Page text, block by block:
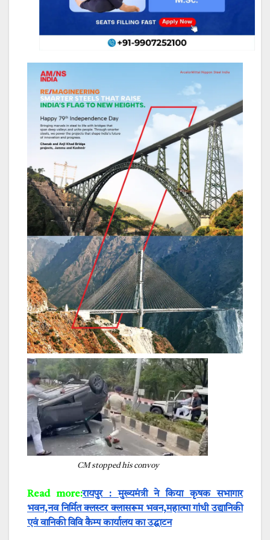
CM stopped his convoy
Read more:रायपुर : मुख्यमंत्री ने किया कृषक सभागार
भवन,नव निर्मित क्लस्टर क्लासरूम भवन,महात्मा गांधी उद्यानिकी
एवं वानिकी विवि कैम्प कार्यालय का उद्घाटन